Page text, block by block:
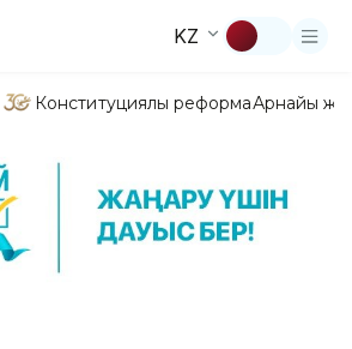
KZ
Конституциялық реформаАрнайы